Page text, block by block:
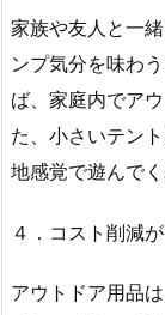
家族や友人と一
ンプ気分を味わ
ば、家庭内でア
た、小さいテン
地感覚で遊んでく
４．コスト削減
アウトドア用品